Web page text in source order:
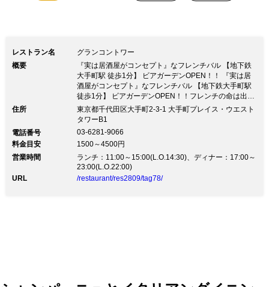
レストラン名
グランコントワー
概要
『実は居酒屋がコンセプト』なフレンチバル 【地下鉄
大手町駅 徒歩1分】 ビアガーデンOPEN！！ 『実は居
酒屋がコンセプト』なフレンチバル 【地下鉄大手町駅
徒歩1分】 ビアガーデンOPEN！！フレンチの命は出
汁。その出汁を丁寧に手作りする、 大手町のフレンチ
バール《grand comptoir グランコントワー》。 ◆ビア
きビアガーデンプラン … 5,000円（税込） ◆宴会コー
ス ・（２時間飲み放題付き）名物雛鳥の丸揚げやお野
菜たっぷりのお得なコース … 5,000円（税抜） ・（テ
ラス席限定）３時間飲み放題付きビアガーデンプラン
… 5,000円（税込） ◆出張ケイタリングパーティー ・
住所
東京都千代田区大手町2-3-1 大手町プレイス・ウエスト
タワーB1
電話番号
03-6281-9066
料金目安
1500～4500円
営業時間
ランチ：11:00～15:00(L.O.14:30)、ディナー：17:00～
23:00(L.O.22:00)
URL
/restaurant/res2809/tag78/